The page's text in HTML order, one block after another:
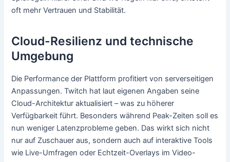
oft mehr Vertrauen und Stabilität.
Cloud-Resilienz und technische
Umgebung
Die Performance der Plattform profitiert von serverseitigen
Anpassungen. Twitch hat laut eigenen Angaben seine
Cloud-Architektur aktualisiert – was zu höherer
Verfügbarkeit führt. Besonders während Peak-Zeiten soll es
nun weniger Latenzprobleme geben. Das wirkt sich nicht
nur auf Zuschauer aus, sondern auch auf interaktive Tools
wie Live-Umfragen oder Echtzeit-Overlays im Video-